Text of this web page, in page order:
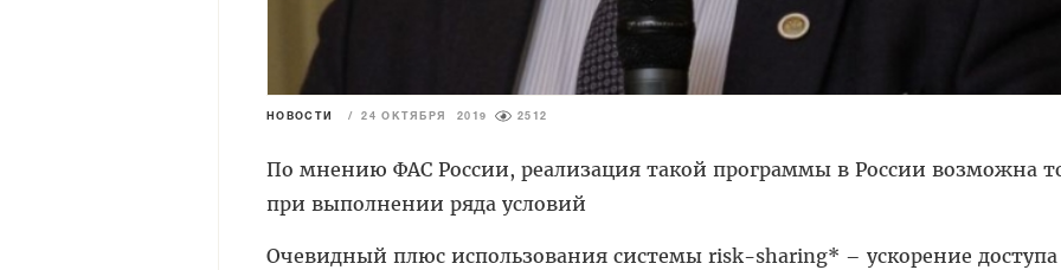
НОВОСТИ / 24 ОКТЯБРЯ 2019 2512
По мнению ФАС России, реализация такой программы в России возможна
при выполнении ряда условий
Очевидный плюс использования системы risk-sharing* – ускорение доступа